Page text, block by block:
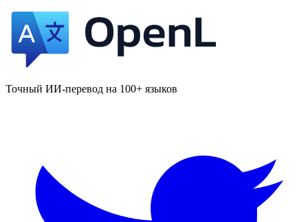
Точный ИИ-перевод на 100+ языков